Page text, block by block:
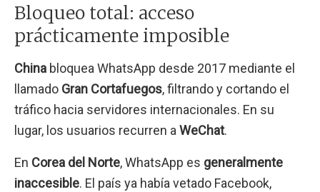
Bloqueo total: acceso
prácticamente imposible
China bloquea WhatsApp desde 2017 mediante el
llamado Gran Cortafuegos, filtrando y cortando el
tráfico hacia servidores internacionales. En su
lugar, los usuarios recurren a WeChat.
En Corea del Norte, WhatsApp es generalmente
inaccesible. El país ya había vetado Facebook,